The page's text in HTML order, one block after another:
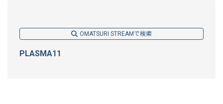
OMATSURI STREAMで検索
PLASMA11